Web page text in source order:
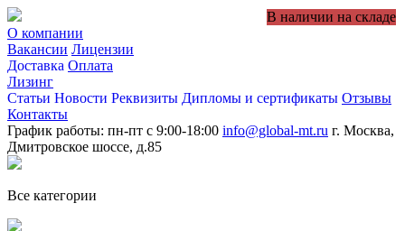
О компании
Вакансии Лицензии
Доставка Оплата
Лизинг
Статьи Новости Реквизиты Дипломы и сертификаты Отзывы
Контакты
График работы: пн-пт с 9:00-18:00 info@global-mt.ru г. Москва,
Дмитровское шоссе, д.85
Все категории
В наличии на складе